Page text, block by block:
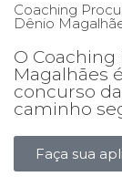
Coaching
Dênio
O
Magalhães
concurso
caminho
Faça sua